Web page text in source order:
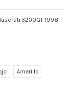
3200GT 1998-
Amarillo